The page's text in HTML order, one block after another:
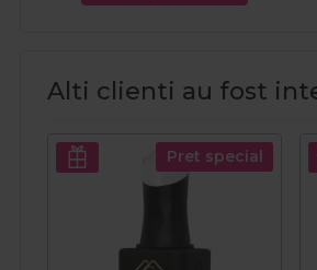
Alti clienti au fost
Pret special